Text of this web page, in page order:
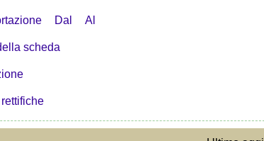
Dal Al
scheda